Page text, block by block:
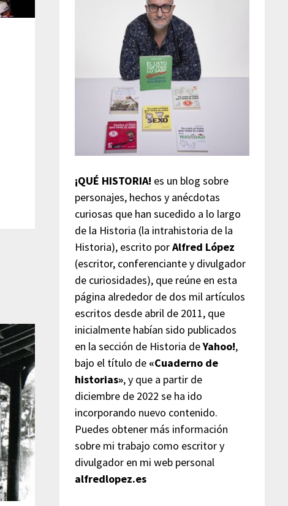
¡QUÉ HISTORIA! es un blog sobre
personajes, hechos y anécdotas
curiosas que han sucedido a lo largo
de la Historia (la intrahistoria de la
Historia), escrito porAlfred López
(escritor, conferenciante y divulgador
de curiosidades), que reúne en esta
página alrededor de dos mil artículos
escritos desde abril de 2011, que
inicialmente habían sido publicados
en la sección de Historia deYahoo!,
bajo el título de «Cuaderno de
historias», y que a partir de
diciembre de 2022 se ha ido
incorporando nuevo contenido.
Puedes obtener más información
sobre mi trabajo como escritor y
divulgador en mi web personal
alfredlopez.es